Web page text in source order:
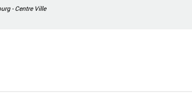
- Centre Ville